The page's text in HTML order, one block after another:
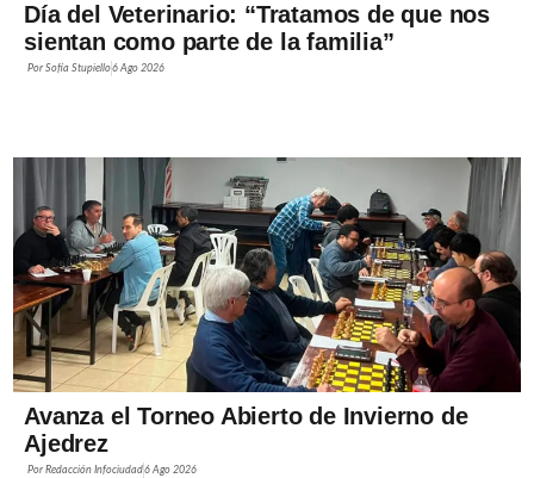
Día del Veterinario: “Tratamos de que nos
sientan como parte de la familia”
PorSofía Stupiello6 Ago 2026
Avanza el Torneo Abierto de Invierno de
Ajedrez
PorRedacción Infociudad6 Ago 2026